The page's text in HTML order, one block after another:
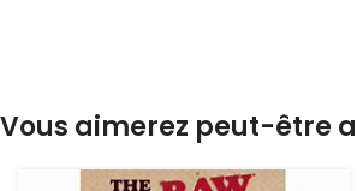
Vous aimerez peut-être